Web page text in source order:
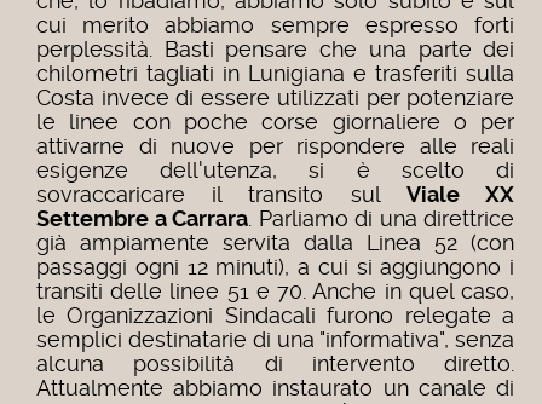
cui merito abbiamo sempre espresso forti
perplessità. Basti pensare che una parte dei
chilometri tagliati in Lunigiana e trasferiti sulla
Costa invece di essere utilizzati per potenziare
le linee con poche corse giornaliere o per
attivarne di nuove per rispondere alle reali
esigenze dell'utenza, si è scelto di
sovraccaricare il transito sul Viale XX
Settembre a Carrara . Parliamo di una direttrice
già ampiamente servita dalla Linea 52 (con
passaggi ogni 12 minuti), a cui si aggiungono i
transiti delle linee 51 e 70. Anche in quel caso,
le Organizzazioni Sindacali furono relegate a
semplici destinatarie di una "informativa", senza
alcuna possibilità di intervento diretto.
Attualmente abbiamo instaurato un canale di